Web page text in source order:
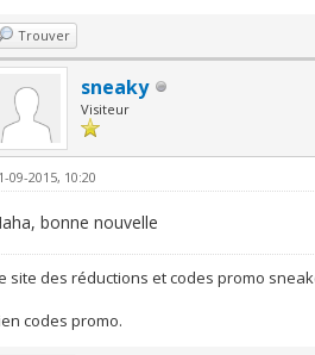
Trouver
sneaky
Visiteur
09-2015, 10:20
bonne nouvelle
site des réductions et codes promo
codes promo.